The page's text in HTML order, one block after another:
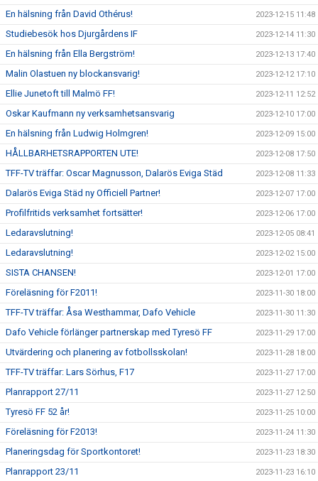
En hälsning från David Othérus! 2023-12-15 11:48
Studiebesök hos Djurgårdens IF 2023-12-14 11:30
En hälsning från Ella Bergström! 2023-12-13 17:40
Malin Olastuen ny blockansvarig! 2023-12-12 17:10
Ellie Junetoft till Malmö FF! 2023-12-11 12:52
Oskar Kaufmann ny verksamhetsansvarig 2023-12-10 17:00
En hälsning från Ludwig Holmgren! 2023-12-09 15:00
HÅLLBARHETSRAPPORTEN UTE! 2023-12-08 17:50
TFF-TV träffar: Oscar Magnusson, Dalarös Eviga Städ 2023-12-08 11:33
Dalarös Eviga Städ ny Officiell Partner! 2023-12-07 17:00
Profilfritids verksamhet fortsätter! 2023-12-06 17:00
Ledaravslutning! 2023-12-05 08:41
Ledaravslutning! 2023-12-02 15:00
SISTA CHANSEN! 2023-12-01 17:00
Föreläsning för F2011! 2023-11-30 18:00
TFF-TV träffar: Åsa Westhammar, Dafo Vehicle 2023-11-30 11:30
Dafo Vehicle förlänger partnerskap med Tyresö FF 2023-11-29 17:00
Utvärdering och planering av fotbollsskolan! 2023-11-28 18:00
TFF-TV träffar: Lars Sörhus, F17 2023-11-27 17:00
Planrapport 27/11 2023-11-27 12:50
Tyresö FF 52 år! 2023-11-25 10:00
Föreläsning för F2013! 2023-11-24 11:30
Planeringsdag för Sportkontoret! 2023-11-23 18:30
Planrapport 23/11 2023-11-23 16:10